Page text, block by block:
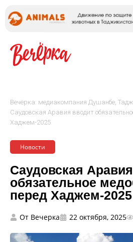
Вечёрка: медиакомпания Душанбе,
Саудовская Аравия вводит
Хаджем-2025
Новости
Саудовская
обязательное
перед Хаджем-2025
От Вечерка 22 октября, 2025